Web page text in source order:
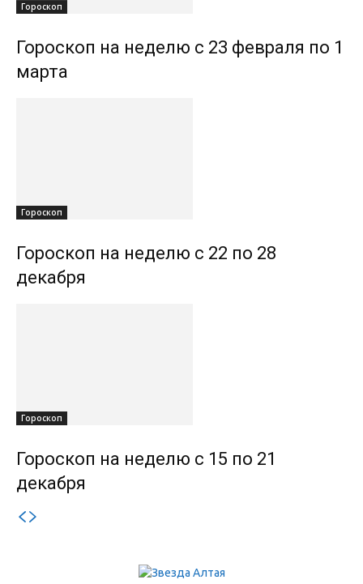
Гороскоп
Гороскоп на неделю с 23 февраля по 1
марта
Гороскоп
Гороскоп на неделю с 22 по 28
декабря
Гороскоп
Гороскоп на неделю с 15 по 21
декабря